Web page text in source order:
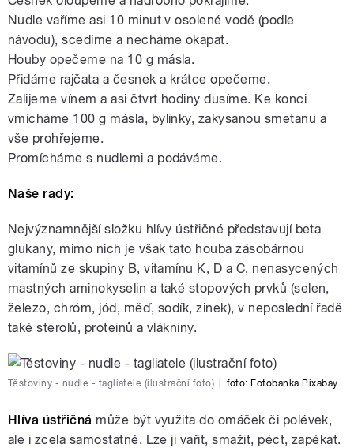
Nudle vaříme asi 10 minut v osolené vodě (podle
návodu), scedíme a necháme okapat.
Houby opečeme na 10 g másla.
Přidáme rajčata a česnek a krátce opečeme.
Zalijeme vínem a asi čtvrt hodiny dusíme. Ke konci
vmícháme 100 g másla, bylinky, zakysanou smetanu a
vše prohřejeme.
Promícháme s nudlemi a podáváme.
Naše rady:
Nejvýznamnější složku hlívy ústřičné představují beta
glukany, mimo nich je však tato houba zásobárnou
vitamínů ze skupiny B, vitamínu K, D a C, nenasycených
mastných aminokyselin a také stopových prvků (selen,
železo, chróm, jód, měď, sodík, zinek), v neposlední řadě
také sterolů, proteinů a vlákniny.
Těstoviny - nudle - tagliatele (ilustrační foto) foto: Fotobanka Pixabay
Hlíva ústřičná může být využita do omáček či polévek,
ale i zcela samostatně. Lze ji vařit, smažit, péct, zapékat.